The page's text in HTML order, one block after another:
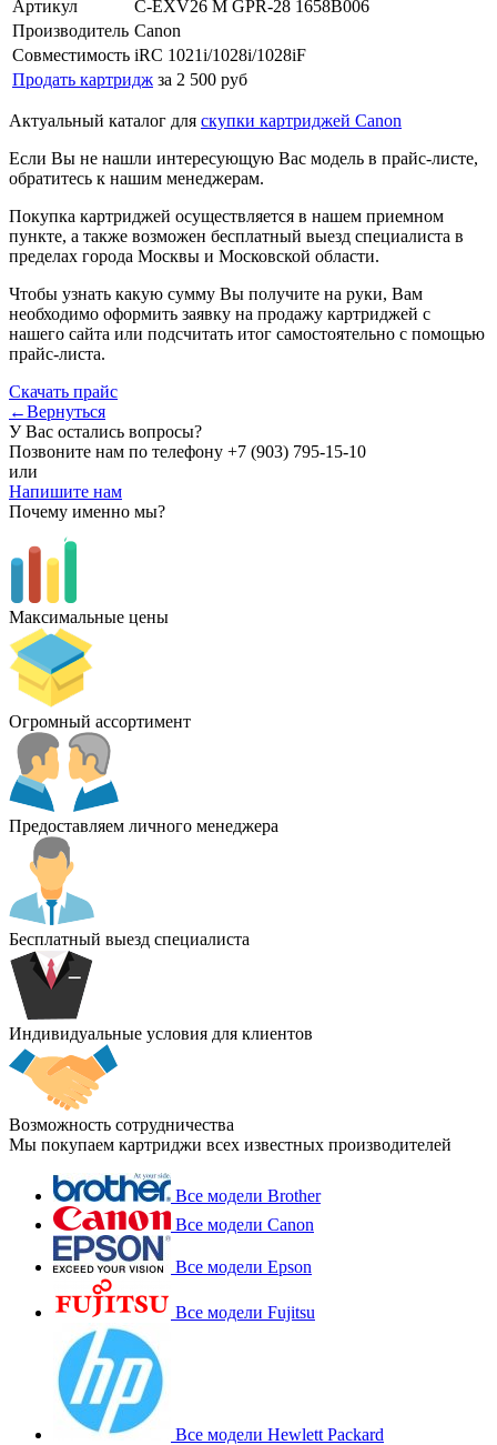
Артикул
C-EXV26 M GPR-28 1658B006
Производитель Canon
Совместимость iRC 1021i/1028i/1028iF
Продать картридж за 2 500 руб
Актуальный каталог для скупки картриджей Canon
Если Вы не нашли интересующую Вас модель в прайс-листе,
обратитесь к нашим менеджерам.
Покупка картриджей осуществляется в нашем приемном
пункте, а также возможен бесплатный выезд специалиста в
пределах города Москвы и Московской области.
Чтобы узнать какую сумму Вы получите на руки, Вам
необходимо оформить заявку на продажу картриджей с
нашего сайта или подсчитать итог самостоятельно с помощью
прайс-листа.
Скачать прайс
←Вернуться
У Вас остались вопросы?
Позвоните нам по телефону +7 (903) 795-15-10
или
Напишите нам
Почему именно мы?
Максимальные цены
Огромный ассортимент
Предоставляем личного менеджера
Бесплатный выезд специалиста
Индивидуальные условия для клиентов
Возможность сотрудничества
Мы покупаем картриджи всех известных производителей
Все модели Brother
Все модели Canon
Все модели Epson
Все модели Fujitsu
Все модели Hewlett Packard